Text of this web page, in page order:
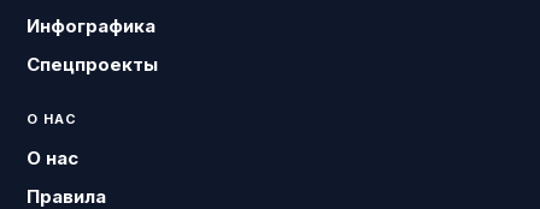
Инфографика
Спецпроекты
О НАС
О нас
Правила